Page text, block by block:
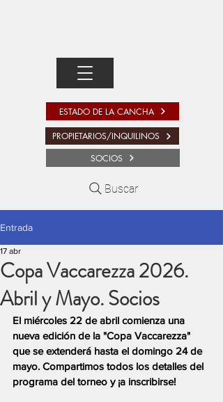
SOCIOS
ESTADO DE LA CANCHA
PROPIETARIOS/INQUILINOS
Buscar
Entrada
Copa Vaccarezza 2026.
Abril y Mayo. Socios
17 abr
El miércoles 22 de abril comienza una
nueva edición de la "Copa Vaccarezza"
que se extenderá hasta el domingo 24 de
mayo. Compartimos todos los detalles del
programa del torneo y ¡a inscribirse!